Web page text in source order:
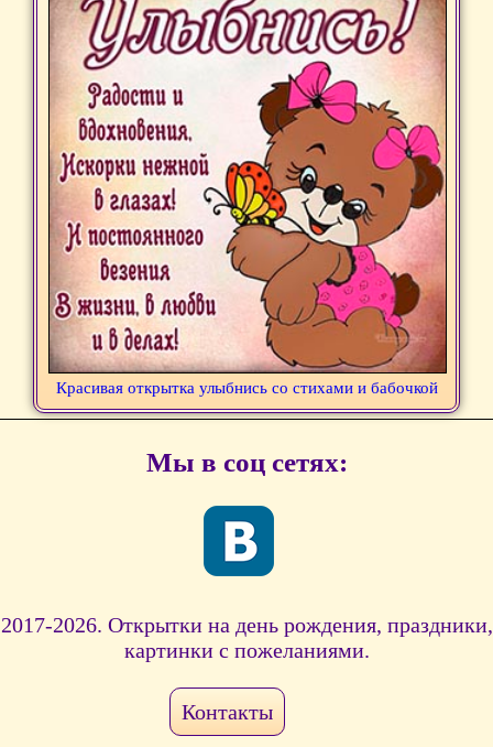
Красивая открытка улыбнись со стихами и бабочкой
Мы в соц сетях:
2017-2026. Открытки на день рождения, праздники,
картинки с пожеланиями.
Контакты